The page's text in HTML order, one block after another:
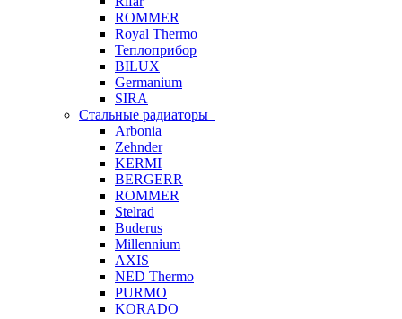
ROMMER
Royal Thermo
Теплоприбор
BILUX
Germanium
SIRA
Стальные радиаторы
Arbonia
Zehnder
KERMI
BERGERR
ROMMER
Stelrad
Buderus
Millennium
AXIS
NED Thermo
PURMO
KORADO